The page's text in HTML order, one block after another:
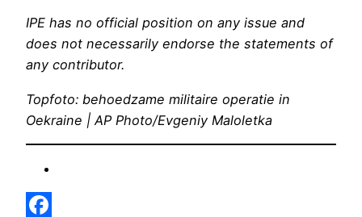
IPE has no official position on any issue and
does not necessarily endorse the statements of
any contributor.
Topfoto: behoedzame militaire operatie in
Oekraine | AP Photo/Evgeniy Maloletka